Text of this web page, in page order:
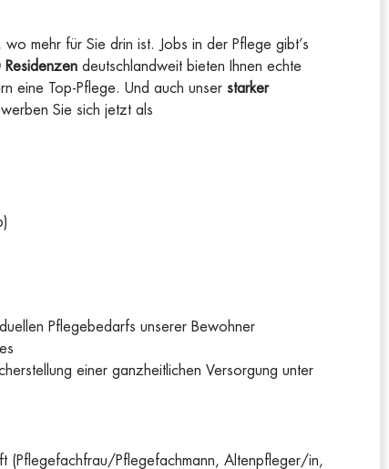
mehr für Sie drin ist. Jobs in der Pflege gibt’s
Residenzen deutschlandweit bieten Ihnen echte
eine Top-Pflege. Und auch unserstarker
Sie sich jetzt als
Pflegebedarfs unserer Bewohner
einer ganzheitlichen Versorgung unter
(Pflegefachfrau/Pflegefachmann, Altenpfleger/in,